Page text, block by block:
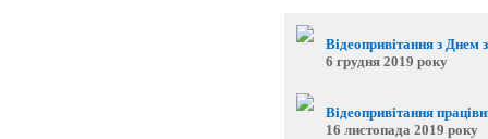
Відеопривітання з Днем
6 грудня 2019 року
Відеопривітання
16 листопада 2019 року